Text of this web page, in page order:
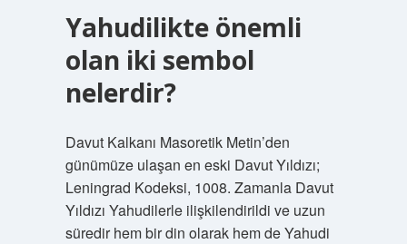
Yahudilikte önemli
olan iki sembol
nelerdir?
Davut Kalkanı Masoretik Metin’den
günümüze ulaşan en eski Davut Yıldızı;
Leningrad Kodeksi, 1008. Zamanla Davut
Yıldızı Yahudilerle ilişkilendirildi ve uzun
süredir hem bir din olarak hem de Yahudi